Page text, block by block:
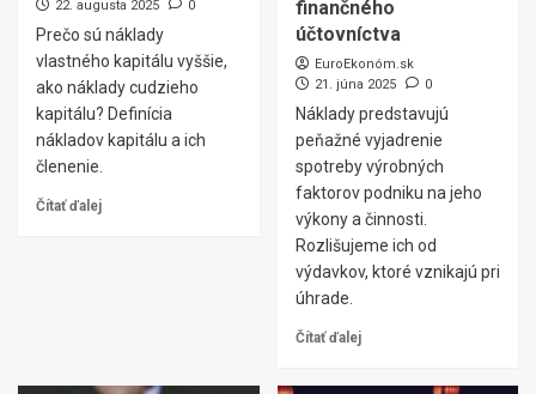
22. augusta 2025
0
Prečo sú náklady
vlastného kapitálu vyššie,
ako náklady cudzieho
kapitálu? Definícia
nákladov kapitálu a ich
členenie.
Čítať ďalej
finančného
účtovníctva
EuroEkonóm.sk
21. júna 2025
0
Náklady predstavujú
peňažné vyjadrenie
spotreby výrobných
faktorov podniku na jeho
výkony a činnosti.
Rozlišujeme ich od
výdavkov, ktoré vznikajú pri
úhrade.
Čítať ďalej